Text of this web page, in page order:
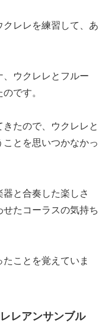
クレレを練習して、あ
ウクレレとフルー
です。
たので、ウクレレと
とを思いつかなかっ
と合奏した楽しさ
たコーラスの気持ち
ことを覚えていま
レアンサンブル